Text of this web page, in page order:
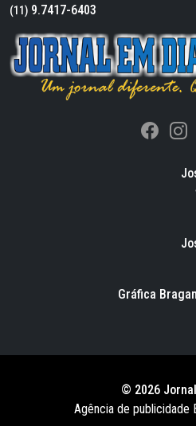
(11) 9.7417-6403
Gráfica
© 2026
Agência de publicidade